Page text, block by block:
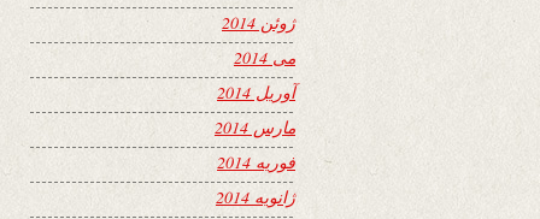
ژوئن 2014
می 2014
آوریل 2014
مارس 2014
فوریه 2014
ژانویه 2014